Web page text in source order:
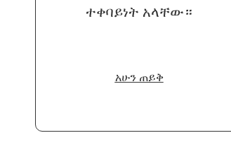
ተቀባይነት አላቸው።
አሁን ጠይቅ